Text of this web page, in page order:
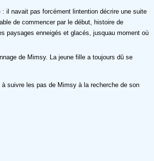
: il navait pas forcément lintention décrire une suite
de commencer par le début, histoire de
paysages enneigés et glacés, jusquau moment où
de Mimsy. La jeune fille a toujours dû se
suivre les pas de Mimsy à la recherche de son